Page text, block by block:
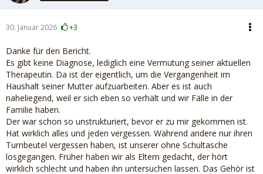
30. Januar 2026 +3
Danke für den Bericht.
Es gibt keine Diagnose, lediglich eine Vermutung seiner aktuellen
Therapeutin. Da ist der eigentlich, um die Vergangenheit im
Haushalt seiner Mutter aufzuarbeiten. Aber es ist auch
naheliegend, weil er sich eben so verhält und wir Fälle in der
Familie haben.
Der war schon so unstrukturiert, bevor er zu mir gekommen ist.
Hat wirklich alles und jeden vergessen. Während andere nur ihren
Turnbeutel vergessen haben, ist unserer ohne Schultasche
losgegangen. Früher haben wir als Eltern gedacht, der hört
wirklich schlecht und haben ihn untersuchen lassen. Das Gehör ist